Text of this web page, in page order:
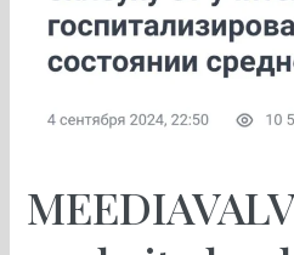
jutust
aru,
siis…